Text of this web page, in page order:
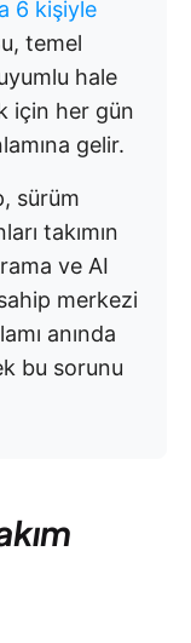
6 kişiyle
temel
hale
için her gün
gelir.
sürüm
takımın
ve AI
merkezi
anında
bu sorunu